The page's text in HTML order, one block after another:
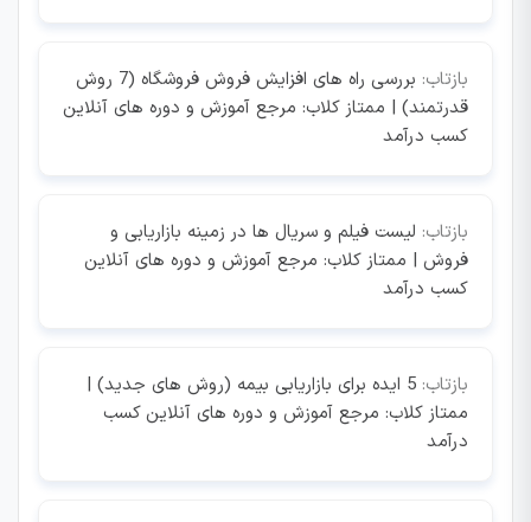
بازتاب:
بررسی راه های افزایش فروش فروشگاه (7 روش
قدرتمند) | ممتاز کلاب: مرجع آموزش و دوره های آنلاین
کسب درآمد
بازتاب: لیست فیلم و سریال ها در زمینه بازاریابی و
فروش | ممتاز کلاب: مرجع آموزش و دوره های آنلاین
کسب درآمد
بازتاب:
5 ایده برای بازاریابی بیمه (روش های جدید) |
ممتاز کلاب: مرجع آموزش و دوره های آنلاین کسب
درآمد